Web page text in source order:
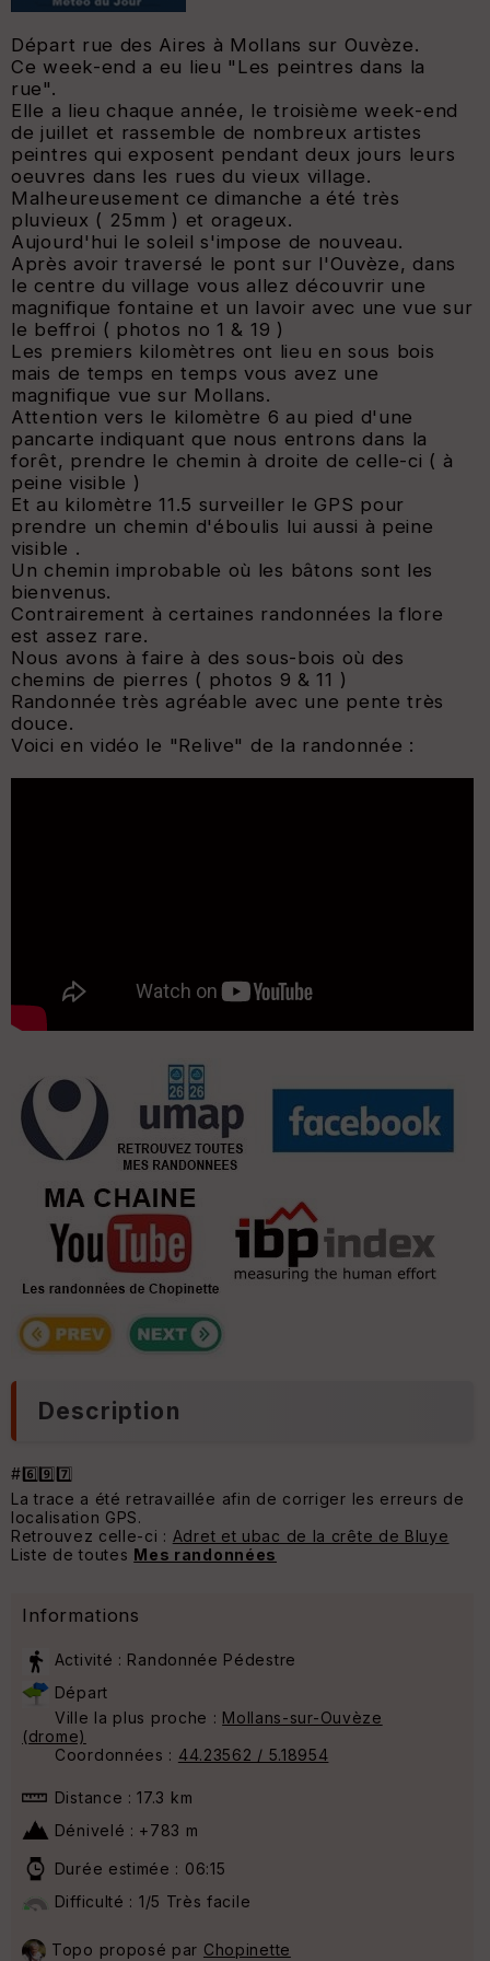
Départ rue des Aires à Mollans sur Ouvèze.
Ce week-end a eu lieu "Les peintres dans la
rue".
Elle a lieu chaque année, le troisième week-end
de juillet et rassemble de nombreux artistes
peintres qui exposent pendant deux jours leurs
oeuvres dans les rues du vieux village.
Malheureusement ce dimanche a été très
pluvieux ( 25mm ) et orageux.
Aujourd'hui le soleil s'impose de nouveau.
Après avoir traversé le pont sur l'Ouvèze, dans
le centre du village vous allez découvrir une
magnifique fontaine et un lavoir avec une vue sur
le beffroi ( photos no 1 & 19 )
Les premiers kilomètres ont lieu en sous bois
mais de temps en temps vous avez une
magnifique vue sur Mollans.
Attention vers le kilomètre 6 au pied d'une
pancarte indiquant que nous entrons dans la
forêt, prendre le chemin à droite de celle-ci ( à
peine visible )
Et au kilomètre 11.5 surveiller le GPS pour
prendre un chemin d'éboulis lui aussi à peine
visible .
Un chemin improbable où les bâtons sont les
bienvenus.
Contrairement à certaines randonnées la flore
est assez rare.
Nous avons à faire à des sous-bois où des
chemins de pierres ( photos 9 & 11 )
Randonnée très agréable avec une pente très
douce.
Voici en vidéo le "Relive" de la randonnée :
Description
#6️⃣9️⃣7️⃣
La trace a été retravaillée afin de corriger les erreurs de
localisation GPS.
Retrouvez celle-ci : Adret et ubac de la crête de Bluye
Liste de toutes Mes randonnées
Informations
Activité : Randonnée Pédestre
Départ
Ville la plus proche : Mollans-sur-Ouvèze
(drome)
Coordonnées : 44.23562 / 5.18954
Distance : 17.3 km
Dénivelé : +783 m
Durée estimée : 06:15
Difficulté : 1/5 Très facile
Topo proposé par Chopinette